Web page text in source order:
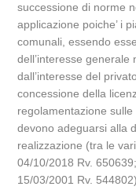
successione di norme
applicazione poiche’ i
comunali, essendo
dell’interesse
dall’interesse del
concessione della
regolamentazione
devono adeguarsi alla
realizzazione (tra le
04/10/2018 Rv.
15/03/2001 Rv. 544802).